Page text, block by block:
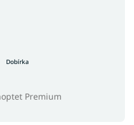
Dobírka
Premium